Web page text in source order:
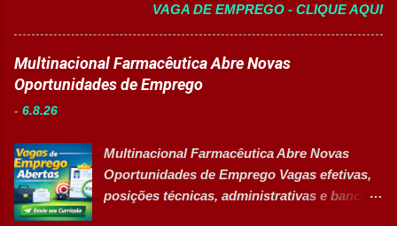
pedagógicas. Auxiliar estudantes em
projetos educacionais. Dar suporte em
atividades recreativas e lúdicas.
Disponibilizar materiais utilizados nas
ambiente escolar organizado e seguro.
Acompanhar contratos quando designado
pela liderança. Apoiar diversas ações
e excelência operacional 👉 CANDIDATAR-
SE AGORA Sobre a Posição Líder mundial
no segmento de alimentos e bebidas busca
profissional qualificado para coordenar as
áreas de Manutenção e Utilidades em sua
equipamentos, a gestão otimizada de
recursos energéticos e a liderança
estratégica em projetos de melhoria
VAGA DE EMPREGO - CLIQUE AQUI
Multinacional Farmacêutica Abre Novas
Oportunidades de Emprego
- 6.8.26
Multinacional Farmacêutica Abre Novas
Oportunidades de Emprego Vagas efetivas,
posições técnicas, administrativas e banco